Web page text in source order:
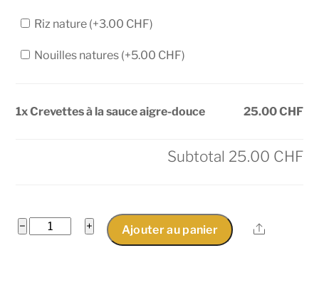
Riz nature (+3.00 CHF)
Nouilles natures (+5.00 CHF)
1x Crevettes à la sauce aigre-douce 25.00 CHF
Subtotal 25.00 CHF
−
quantité
+ Ajouter au panier Share